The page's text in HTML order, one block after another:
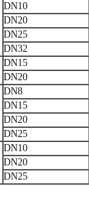
DN10
DN20
DN25
DN32
DN15
DN20
DN8
DN15
DN20
DN25
DN10
DN20
DN25